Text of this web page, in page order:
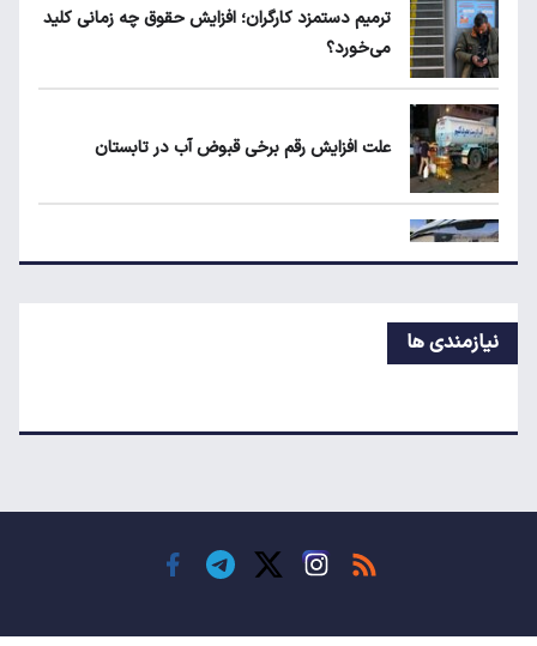
مورد عجیب دینار عراق بعد از اربعین ۱۴۰۵
ترمیم دستمزد کارگران؛ افزایش حقوق چه زمانی کلید
می‌خورد؟
علت افزایش رقم برخی قبوض آب در تابستان
سهمیه بنزین خودروهای فرسوده قطع می‌شود؟
نیازمندی ها